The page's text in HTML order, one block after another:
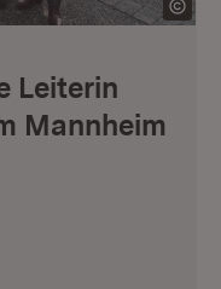
Leiterin
Mannheim